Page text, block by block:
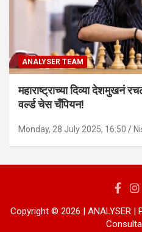
ANALYSER TEAM
महाराष्ट्राच्या दिव्या देशमुखनं
वर्ल्ड चेस चँपियन!
Monday, 28 July 2025, 16:50
Copyright © 2026 | ANALYSER |